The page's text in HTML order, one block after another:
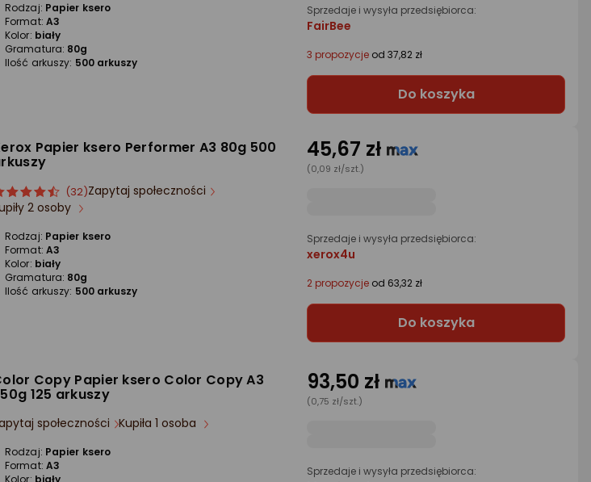
Rodzaj: Papier ksero
Format: A3
Kolor: biały
Gramatura: 80g
Ilość arkuszy: 500 arkuszy
Sprzedaje i wysyła przedsiębiorca:
FairBee
3 propozycje od 37,82 zł
Do koszyka
Papier ksero Performer A3 80g 500
(32)Zapytaj społeczności
2 osoby
Rodzaj: Papier ksero
Format: A3
Kolor: biały
Gramatura: 80g
Ilość arkuszy: 500 arkuszy
45,67 zł
(0,09 zł/szt.)
Sprzedaje i wysyła przedsiębiorca:
xerox4u
2 propozycje od 63,32 zł
Do koszyka
Copy Papier ksero Color Copy A3
125 arkuszy
społeczności Kupiła 1 osoba
Rodzaj: Papier ksero
Format: A3
93,50 zł
(0,75 zł/szt.)
Sprzedaje i wysyła przedsiębiorca: